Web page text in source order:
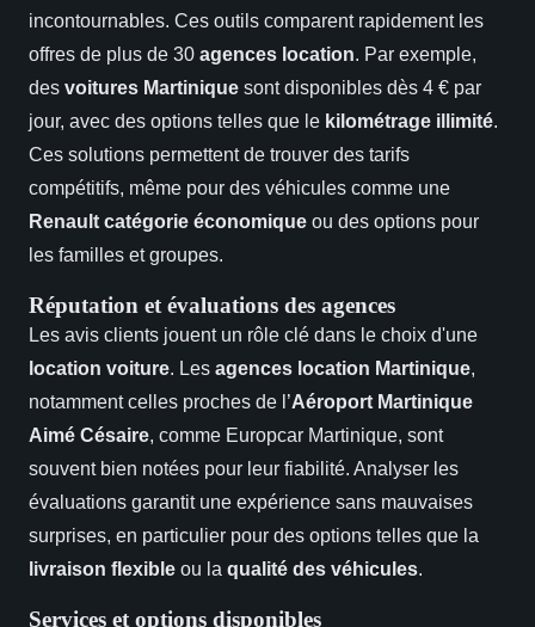
incontournables. Ces outils comparent rapidement les
offres de plus de 30 agences location. Par exemple,
des voitures Martinique sont disponibles dès 4 € par
jour, avec des options telles que le kilométrage illimité.
Ces solutions permettent de trouver des tarifs
compétitifs, même pour des véhicules comme une
Renault catégorie économique ou des options pour
les familles et groupes.
Réputation et évaluations des agences
Les avis clients jouent un rôle clé dans le choix d'une
location voiture. Les agences location Martinique,
notamment celles proches de l’Aéroport Martinique
Aimé Césaire, comme Europcar Martinique, sont
souvent bien notées pour leur fiabilité. Analyser les
évaluations garantit une expérience sans mauvaises
surprises, en particulier pour des options telles que la
livraison flexible ou la qualité des véhicules.
Services et options disponibles